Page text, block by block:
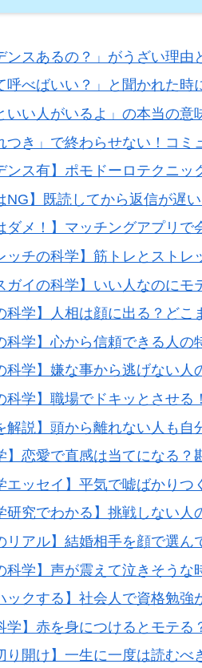
ンスあるの？」がうざい理
呼べばいい？」と聞かれた
いい人がいるよ」の本当の
つき」で終わらせない！コ
ンス有】ポモドーロテクニ
NG】既読してから返信が遅
ダメ！】マッチングアプリ
ッチの科学】筋トレとスト
ガイの科学】いい人なのに
科学】人相は顔に出る？ど
科学】心から信頼できる人の
科学】嫌な事から逃げない人
科学】職場でドキッとさせ
解説】頭から離れない人も
】恋愛で直感は当てになる
エッセイ】平気で嘘ばかりつ
研究でわかる】挑戦しない
リアル】結婚相手を顔で選
科学】声が震えて泣きそう
ックする】社会人で資格勉
学】赤を身につけるとモテ
り開け】一生に一度は読むべ